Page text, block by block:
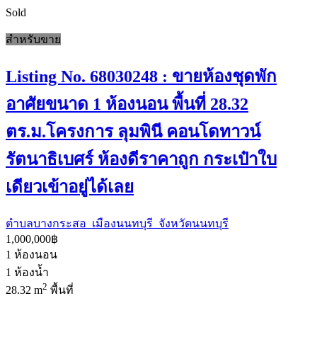
Sold
สำหรับขาย
Listing No. 68030248 : ขายห้องชุดพัก
อาศัยขนาด 1 ห้องนอน พื้นที่ 28.32
ตร.ม.โครงการ ลุมพินี คอนโดทาวน์
รัตนาธิเบศร์ ห้องดีราคาถูก กระเป๋าใบ
เดียวเข้าอยู่ได้เลย
ตำบลบางกระสอ เมืองนนทบุรี จังหวัดนนทบุรี
1,000,000฿
1 ห้องนอน
1 ห้องน้ำ
28.32 m2 พื้นที่